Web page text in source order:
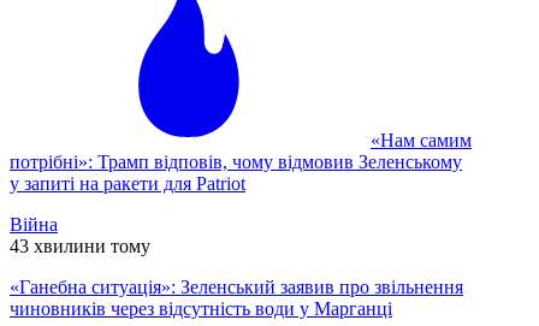
«Нам самим
потрібні»: Трамп відповів, чому відмовив Зеленському
у запиті на ракети для Patriot
Війна
43 хвилини тому
«Ганебна ситуація»: Зеленський заявив про звільнення
чиновників через відсутність води у Марганці